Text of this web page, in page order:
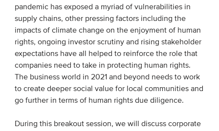
pandemic has exposed a myriad of vulnerabilities in
supply chains, other pressing factors including the
impacts of climate change on the enjoyment of human
rights, ongoing investor scrutiny and rising stakeholder
expectations have all helped to reinforce the role that
companies need to take in protecting human rights.
The business world in 2021 and beyond needs to work
to create deeper social value for local communities and
go further in terms of human rights due diligence.
During this breakout session, we will discuss corporate